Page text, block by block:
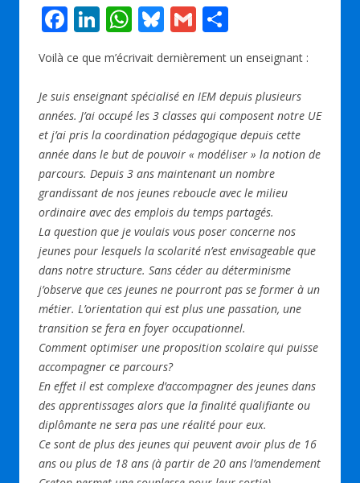
F
ac
e
b
o
o
k
Li
n
k
e
dI
n
W
h
at
s
A
p
p
Bl
u
e
sk
y
G
m
ai
l
ta
g
er
Voilà ce que m’écrivait dernièrement un enseignant :
Je suis enseignant spécialisé en IEM depuis plusieurs
années. J’ai occupé les 3 classes qui composent notre UE
et j’ai pris la coordination pédagogique depuis cette
année dans le but de pouvoir « modéliser » la notion de
parcours. Depuis 3 ans maintenant un nombre
grandissant de nos jeunes reboucle avec le milieu
ordinaire avec des emplois du temps partagés.
La question que je voulais vous poser concerne nos
jeunes pour lesquels la scolarité n’est envisageable que
dans notre structure. Sans céder au déterminisme
j’observe que ces jeunes ne pourront pas se former à un
métier. L’orientation qui est plus une passation, une
transition se fera en foyer occupationnel.
Comment optimiser une proposition scolaire qui puisse
accompagner ce parcours?
En effet il est complexe d’accompagner des jeunes dans
des apprentissages alors que la finalité qualifiante ou
diplômante ne sera pas une réalité pour eux.
Ce sont de plus des jeunes qui peuvent avoir plus de 16
ans ou plus de 18 ans (à partir de 20 ans l’amendement